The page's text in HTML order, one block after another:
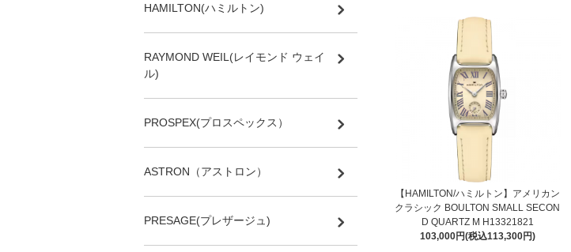
【HAMILTON/ハミルトン】アメリカン
クラシック BOULTON SMALL SECON
D QUARTZ M H13321821
103,000円(税込113,300円)
HAMILTON(ハミルトン)
RAYMOND WEIL(レイモンド ウェイ
ル)
PROSPEX(プロスペックス）
ASTRON（アストロン）
PRESAGE(プレザージュ)